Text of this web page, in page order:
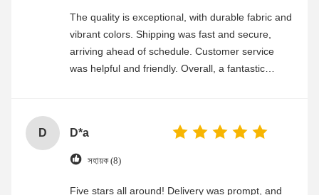
The quality is exceptional, with durable fabric and
vibrant colors. Shipping was fast and secure,
arriving ahead of schedule. Customer service
was helpful and friendly. Overall, a fantastic
D D*a
সহায়ক (8)
Five stars all around! Delivery was prompt, and